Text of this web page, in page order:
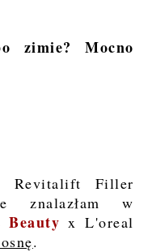
zimie? Mocno
Revitalift Filler
znalazłam w
Beauty x L'oreal
.